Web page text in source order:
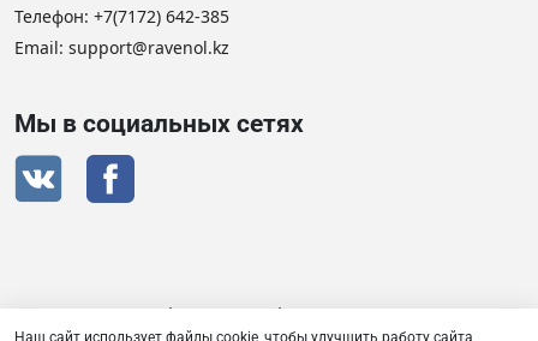
Телефон: +7(7172) 642-385
Email: support@ravenol.kz
Мы в социальных сетях
Сертификат дистрибьютора RAVENOL
Наш сайт использует файлы cookie, чтобы улучшить работу сайта,